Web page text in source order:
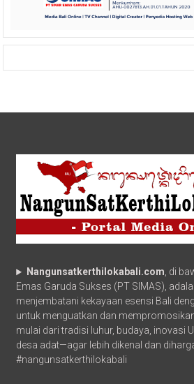
Nangunsatkerthilokabali.com, di
Emas Garuda Sukses (PT SIMAS),
menjembatani kekayaan esensi Bali
untuk menguatkan dan
mulai dari tradisi luhur, budaya, inovasi
desa adat—agar lebih dikenal dan
#nangunsatkerthilokabali